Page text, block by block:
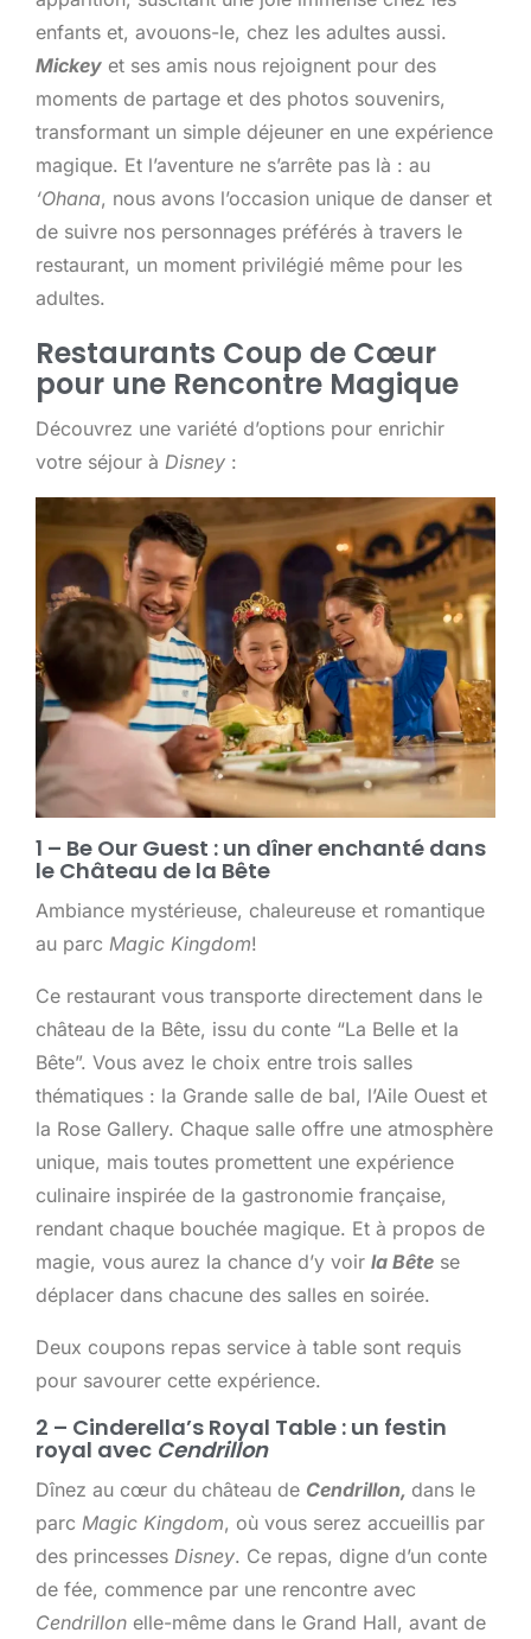
enfants et, avouons-le, chez les adultes aussi.
Mickey et ses amis nous rejoignent pour des
moments de partage et des photos souvenirs,
transformant un simple déjeuner en une expérience
magique. Et l’aventure ne s’arrête pas là : au
‘Ohana, nous avons l’occasion unique de danser et
de suivre nos personnages préférés à travers le
restaurant, un moment privilégié même pour les
adultes.
Restaurants Coup de Cœur
pour une Rencontre Magique
Découvrez une variété d’options pour enrichir
votre séjour à Disney :
1 – Be Our Guest : un dîner enchanté dans
le Château de la Bête
Ambiance mystérieuse, chaleureuse et romantique
au parc Magic Kingdom!
Ce restaurant vous transporte directement dans le
château de la Bête, issu du conte “La Belle et la
Bête”. Vous avez le choix entre trois salles
thématiques : la Grande salle de bal, l’Aile Ouest et
la Rose Gallery. Chaque salle offre une atmosphère
unique, mais toutes promettent une expérience
culinaire inspirée de la gastronomie française,
rendant chaque bouchée magique. Et à propos de
magie, vous aurez la chance d’y voir la Bête se
déplacer dans chacune des salles en soirée.
Deux coupons repas service à table sont requis
pour savourer cette expérience.
2 – Cinderella’s Royal Table : un festin
royal avec Cendrillon
Dînez au cœur du château de Cendrillon, dans le
parc Magic Kingdom, où vous serez accueillis par
des princesses Disney. Ce repas, digne d’un conte
de fée, commence par une rencontre avec
Cendrillon elle-même dans le Grand Hall, avant de